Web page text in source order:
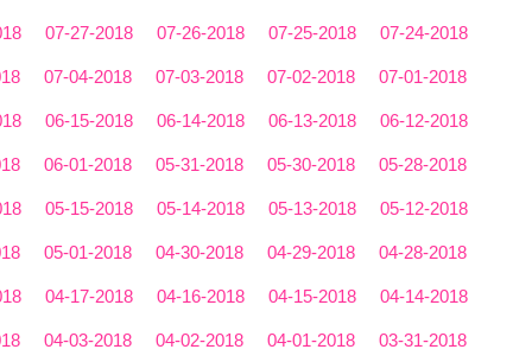
07-27-2018 07-26-2018 07-25-2018 07-24-2018
07-04-2018 07-03-2018 07-02-2018 07-01-2018
06-15-2018 06-14-2018 06-13-2018 06-12-2018
06-01-2018 05-31-2018 05-30-2018 05-28-2018
05-15-2018 05-14-2018 05-13-2018 05-12-2018
05-01-2018 04-30-2018 04-29-2018 04-28-2018
04-17-2018 04-16-2018 04-15-2018 04-14-2018
04-03-2018 04-02-2018 04-01-2018 03-31-2018